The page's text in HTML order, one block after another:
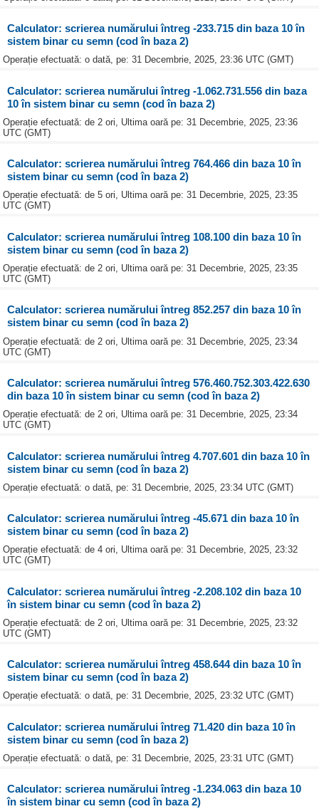
Calculator: scrierea numărului întreg -233.715 din baza 10 în
sistem binar cu semn (cod în baza 2)
Operație efectuată: o dată, pe: 31 Decembrie, 2025, 23:36 UTC (GMT)
Calculator: scrierea numărului întreg -1.062.731.556 din baza
10 în sistem binar cu semn (cod în baza 2)
Operație efectuată: de 2 ori, Ultima oară pe: 31 Decembrie, 2025, 23:36
UTC (GMT)
Calculator: scrierea numărului întreg 764.466 din baza 10 în
sistem binar cu semn (cod în baza 2)
Operație efectuată: de 5 ori, Ultima oară pe: 31 Decembrie, 2025, 23:35
UTC (GMT)
Calculator: scrierea numărului întreg 108.100 din baza 10 în
sistem binar cu semn (cod în baza 2)
Operație efectuată: de 2 ori, Ultima oară pe: 31 Decembrie, 2025, 23:35
UTC (GMT)
Calculator: scrierea numărului întreg 852.257 din baza 10 în
sistem binar cu semn (cod în baza 2)
Operație efectuată: de 2 ori, Ultima oară pe: 31 Decembrie, 2025, 23:34
UTC (GMT)
Calculator: scrierea numărului întreg 576.460.752.303.422.630
din baza 10 în sistem binar cu semn (cod în baza 2)
Operație efectuată: de 2 ori, Ultima oară pe: 31 Decembrie, 2025, 23:34
UTC (GMT)
Calculator: scrierea numărului întreg 4.707.601 din baza 10 în
sistem binar cu semn (cod în baza 2)
Operație efectuată: o dată, pe: 31 Decembrie, 2025, 23:34 UTC (GMT)
Calculator: scrierea numărului întreg -45.671 din baza 10 în
sistem binar cu semn (cod în baza 2)
Operație efectuată: de 4 ori, Ultima oară pe: 31 Decembrie, 2025, 23:32
UTC (GMT)
Calculator: scrierea numărului întreg -2.208.102 din baza 10
în sistem binar cu semn (cod în baza 2)
Operație efectuată: de 2 ori, Ultima oară pe: 31 Decembrie, 2025, 23:32
UTC (GMT)
Calculator: scrierea numărului întreg 458.644 din baza 10 în
sistem binar cu semn (cod în baza 2)
Operație efectuată: o dată, pe: 31 Decembrie, 2025, 23:32 UTC (GMT)
Calculator: scrierea numărului întreg 71.420 din baza 10 în
sistem binar cu semn (cod în baza 2)
Operație efectuată: o dată, pe: 31 Decembrie, 2025, 23:31 UTC (GMT)
Calculator: scrierea numărului întreg -1.234.063 din baza 10
în sistem binar cu semn (cod în baza 2)